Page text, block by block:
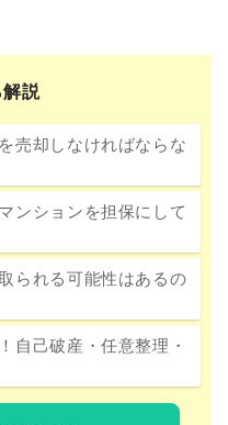
解説
売却しなければならな
ンションを担保にして
られる可能性はあるの
自己破産・任意整理・